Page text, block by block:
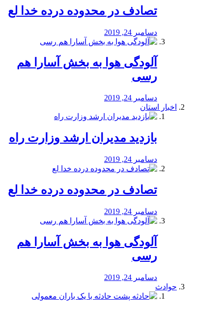
تصادف در محدوده درده خدا لع
دسامبر 24, 2019
آلودگی هوا به بخش آسارا هم
رسی
دسامبر 24, 2019
اخبار استان
بازدید مدیران ارشد وزارت راه
دسامبر 24, 2019
تصادف در محدوده درده خدا لع
دسامبر 24, 2019
آلودگی هوا به بخش آسارا هم
رسی
دسامبر 24, 2019
حوادث